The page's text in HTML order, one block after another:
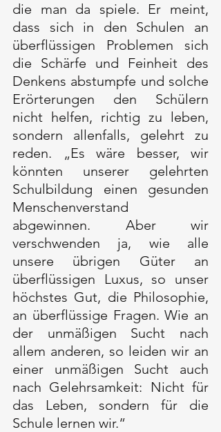
die man da spiele. Er meint,
dass sich in den Schulen an
überflüssigen Problemen sich
die Schärfe und Feinheit des
Denkens abstumpfe und solche
Erörterungen den Schülern
nicht helfen, richtig zu leben,
sondern allenfalls, gelehrt zu
reden. „Es wäre besser, wir
könnten unserer gelehrten
Schulbildung einen gesunden
Menschenverstand
abgewinnen. Aber wir
verschwenden ja, wie alle
unsere übrigen Güter an
überflüssigen Luxus, so unser
höchstes Gut, die Philosophie,
an überflüssige Fragen. Wie an
der unmäßigen Sucht nach
allem anderen, so leiden wir an
einer unmäßigen Sucht auch
nach Gelehrsamkeit: Nicht für
das Leben, sondern für die
Schule lernen wir.“